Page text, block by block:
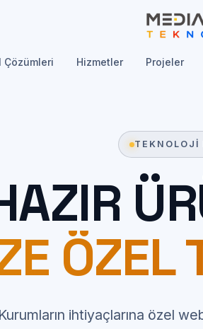
Çözümleri Hizmetler Projeler
TEKNOLOJI
ÖZEL
Kurumların ihtiyaçlarına özel